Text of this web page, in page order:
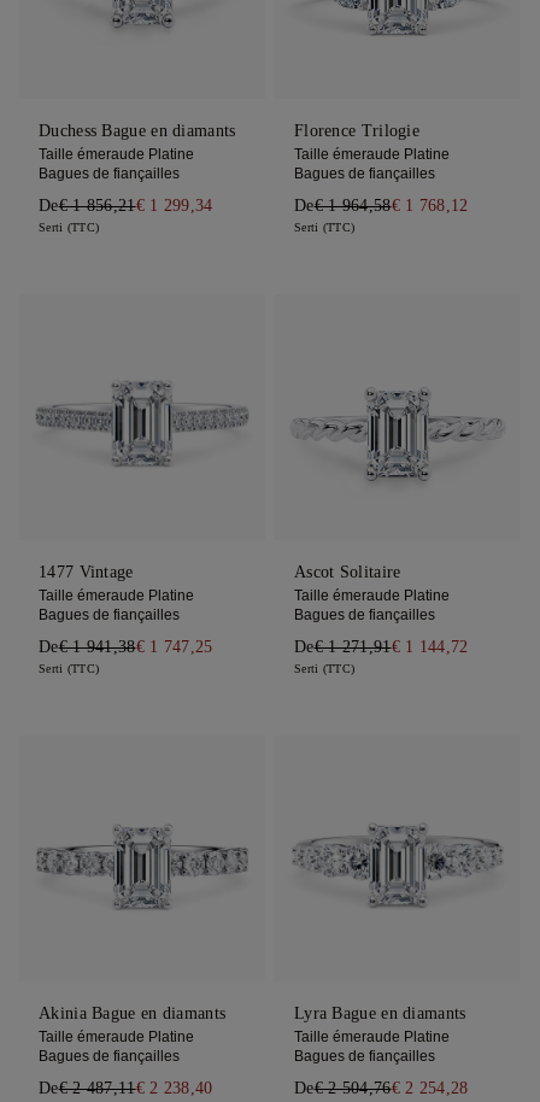
Duchess Bague en diamants
Taille émeraude Platine
Bagues de fiançailles
De€ 1 856,21€ 1 299,34
Serti (TTC)
Florence Trilogie
Taille émeraude Platine
Bagues de fiançailles
De€ 1 964,58€ 1 768,12
Serti (TTC)
1477 Vintage
Taille émeraude Platine
Bagues de fiançailles
De€ 1 941,38€ 1 747,25
Serti (TTC)
Ascot Solitaire
Taille émeraude Platine
Bagues de fiançailles
De€ 1 271,91€ 1 144,72
Serti (TTC)
Akinia Bague en diamants
Taille émeraude Platine
Bagues de fiançailles
De€ 2 487,11€ 2 238,40
Lyra Bague en diamants
Taille émeraude Platine
Bagues de fiançailles
De€ 2 504,76€ 2 254,28